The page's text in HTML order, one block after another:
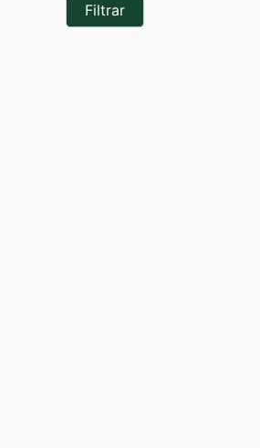
Filtrar